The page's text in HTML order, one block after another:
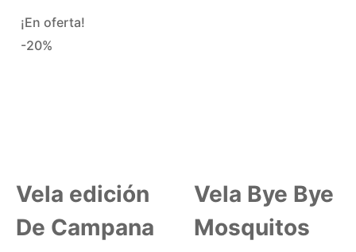
AÑADIR A LA CESTA
¡En oferta!
-20%
Vela edición
De Campana
Vela Bye Bye
Mosquitos